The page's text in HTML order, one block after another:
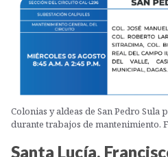
Colonias y aldeas de San Pedro Sula
durante trabajos de mantenimiento.
Santa Lucía,